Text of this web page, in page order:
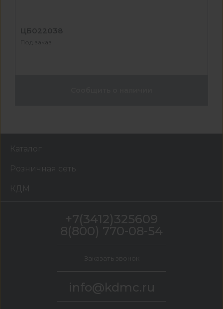
ЦБ022038
Под заказ
Каталог
Розничная сеть
КДМ
+7(3412)325609
8(800) 770-08-54
Заказать звонок
info@kdmc.ru